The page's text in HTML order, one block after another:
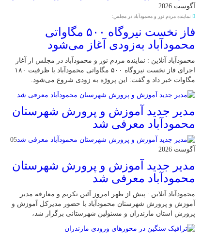
آگوست 2026
نماینده مردم نور و محمودآباد در مجلس:
فاز نخست نیروگاه ۵۰۰ مگاواتی
محمودآباد به‌زودی آغاز می‌شود
محمودآباد آنلاین : نماینده مردم نور و محمودآباد در مجلس از آغاز
اجرای فاز نخست نیروگاه ۵۰۰ مگاواتی محمودآباد با ظرفیت ۱۸۰
مگاوات خبر داد و گفت: این پروژه به زودی شروع می‌شود.
مدیر جدید آموزش و پرورش شهرستان
محمودآباد معرفی شد
05
آگوست 2026
مدیر جدید آموزش و پرورش شهرستان
محمودآباد معرفی شد
محمودآباد آنلاین : پیش از ظهر امروز آئین تکریم و معارفه مدیر
آموزش و پرورش شهرستان محمودآباد با حضور مدیرکل آموزش و
پرورش استان مازندران و مسئولین شهرستانی برگزار شد،